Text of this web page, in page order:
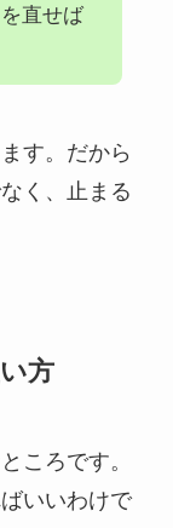
直せば
す。だから
く、止まる
方
ころです。
いいわけで